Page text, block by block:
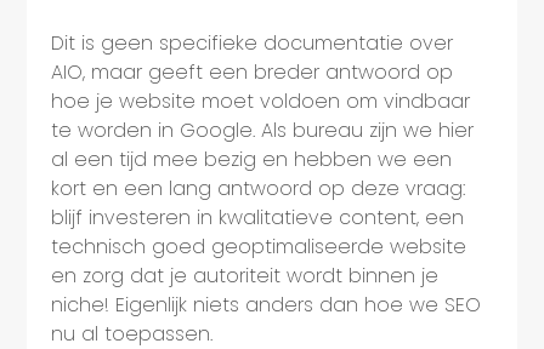
Dit is geen specifieke documentatie over
AIO, maar geeft een breder antwoord op
hoe je website moet voldoen om vindbaar
te worden in Google. Als bureau zijn we hier
al een tijd mee bezig en hebben we een
kort en een lang antwoord op deze vraag:
blijf investeren in kwalitatieve content, een
technisch goed geoptimaliseerde website
en zorg dat je autoriteit wordt binnen je
niche! Eigenlijk niets anders dan hoe we SEO
nu al toepassen.